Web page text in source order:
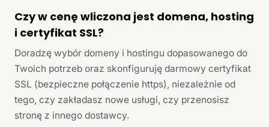
Czy w cenę wliczona jest domena, hosting
i certyfikat SSL?
Doradzę wybór domeny i hostingu dopasowanego do
Twoich potrzeb oraz skonfiguruję darmowy certyfikat
SSL (bezpieczne połączenie https), niezależnie od
tego, czy zakładasz nowe usługi, czy przenosisz
stronę z innego dostawcy.